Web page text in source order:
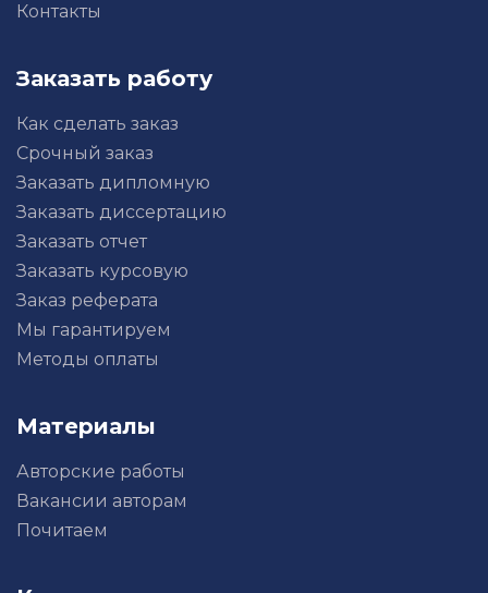
Контакты
Заказать работу
Как сделать заказ
Срочный заказ
Заказать дипломную
Заказать диссертацию
Заказать отчет
Заказать курсовую
Заказ реферата
Мы гарантируем
Методы оплаты
Материалы
Авторские работы
Вакансии авторам
Почитаем